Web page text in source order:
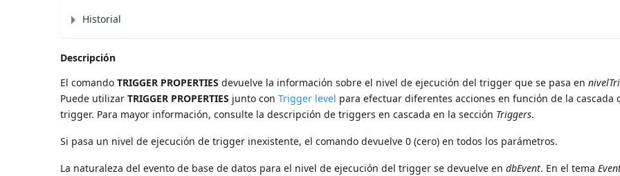
Historial
Descripción
El comandoTRIGGER PROPERTIES devuelve la información sobre el nivel de ejecución del trigger que se pasa en
Puede utilizarTRIGGER PROPERTIES junto conTrigger level para efectuar diferentes acciones en función de la cascada
trigger. Para mayor información, consulte la descripción de triggers en cascada en la sección Triggers.
Si pasa un nivel de ejecución de trigger inexistente, el comando devuelve 0 (cero) en todos los parámetros.
La naturaleza del evento de base de datos para el nivel de ejecución del trigger se devuelve endbEvent. En el tema